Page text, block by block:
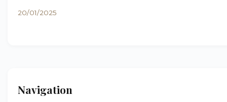
20/01/2025
Navigation